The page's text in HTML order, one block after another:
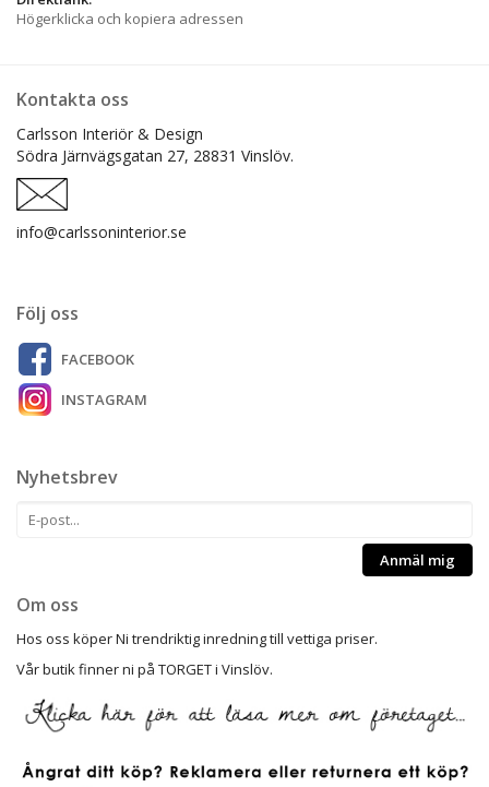
Högerklicka och kopiera adressen
Kontakta oss
Carlsson Interiör & Design
Södra Järnvägsgatan 27, 28831 Vinslöv.
info@carlssoninterior.se
Följ oss
FACEBOOK
INSTAGRAM
Nyhetsbrev
Anmäl mig
Om oss
Hos oss köper Ni trendriktig inredning till vettiga priser.
Vår butik finner ni på TORGET i Vinslöv.